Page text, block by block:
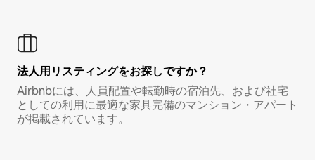
法人用リスティングをお探しですか？
Airbnbには、人員配置や転勤時の宿泊先、および社宅
としての利用に最適な家具完備のマンション・アパート
が掲載されています。